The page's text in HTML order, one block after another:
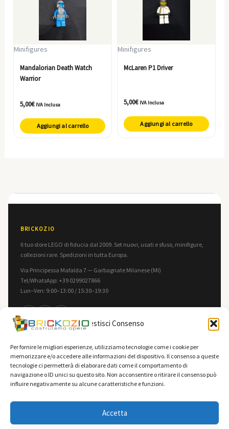
Gestisci Consenso
Per fornire le migliori esperienze, utilizziamo tecnologie come i cookie per
memorizzare e/o accedere alle informazioni del dispositivo. Il consenso a queste
tecnologie ci permetterà di elaborare dati come il comportamento di
navigazione o ID unici su questo sito. Non acconsentire o ritirare il consenso può
influire negativamente su alcune caratteristiche e funzioni.
Accetta
Minifigures
Mandalorian Death Watch
Warrior
5,00€ IVA Inclusa
Aggiungi al carrello
Minifigures
McLaren P1 Driver
5,00€ IVA Inclusa
Aggiungi al carrello
BRICKOZIO
Il tuo store LEGO di fiducia dal 2009. Set nuovi, usati e sfuso, minifigure,
collezioni rare. Spedizioni in tutta Europa.
Via Principessa Mafalda 7 — Garbagnate Milanese (MI)
Tel/WhatsApp: +39 0299027866
Lun–Ven: 9:00–13:00 / 15:30–19:30
INFORMAZIONI
Contatti
F.A.Q.
Spedizioni
LEGALE
Privacy Policy
Cookie Policy
Termini e Condizioni